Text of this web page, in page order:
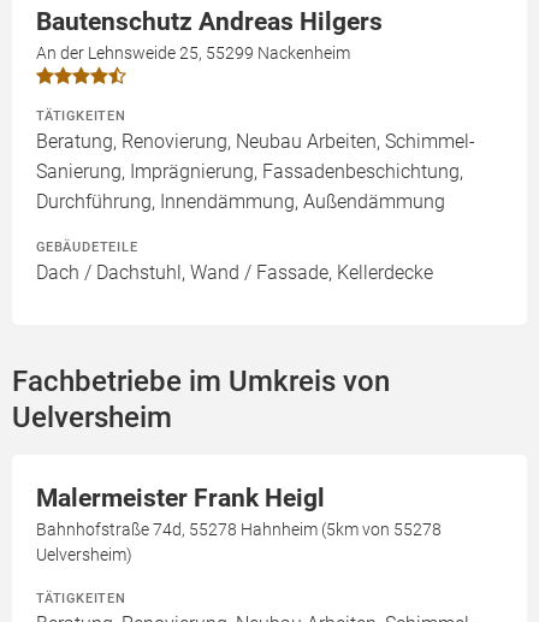
Bautenschutz Andreas Hilgers
An der Lehnsweide 25, 55299 Nackenheim
TÄTIGKEITEN
Beratung, Renovierung, Neubau Arbeiten, Schimmel-
Sanierung, Imprägnierung, Fassadenbeschichtung,
Durchführung, Innendämmung, Außendämmung
GEBÄUDETEILE
Dach / Dachstuhl, Wand / Fassade, Kellerdecke
Fachbetriebe im Umkreis von
Uelversheim
Malermeister Frank Heigl
Bahnhofstraße 74d, 55278 Hahnheim (5km von 55278
Uelversheim)
TÄTIGKEITEN